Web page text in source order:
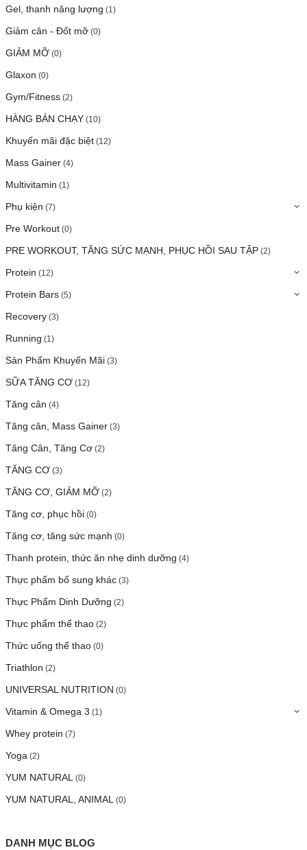
Gel, thanh năng lượng (1)
Giảm cân - Đốt mỡ (0)
GIẢM MỠ (0)
Glaxon (0)
Gym/Fitness (2)
HÀNG BÁN CHẠY (10)
Khuyến mãi đặc biệt (12)
Mass Gainer (4)
Multivitamin (1)
Phụ kiện (7)
Pre Workout (0)
PRE WORKOUT, TĂNG SỨC MẠNH, PHỤC HỒI SAU TẬP (2)
Protein (12)
Protein Bars (5)
Recovery (3)
Running (1)
Sản Phẩm Khuyến Mãi (3)
SỮA TĂNG CƠ (12)
Tăng cân (4)
Tăng cân, Mass Gainer (3)
Tăng Cân, Tăng Cơ (2)
TĂNG CƠ (3)
TĂNG CƠ, GIẢM MỠ (2)
Tăng cơ, phục hồi (0)
Tăng cơ, tăng sức mạnh (0)
Thanh protein, thức ăn nhẹ dinh dưỡng (4)
Thực phẩm bổ sung khác (3)
Thực Phẩm Dinh Dưỡng (2)
Thực phẩm thể thao (2)
Thức uống thể thao (0)
Triathlon (2)
UNIVERSAL NUTRITION (0)
Vitamin & Omega 3 (1)
Whey protein (7)
Yoga (2)
YUM NATURAL (0)
YUM NATURAL, ANIMAL (0)
DANH MỤC BLOG